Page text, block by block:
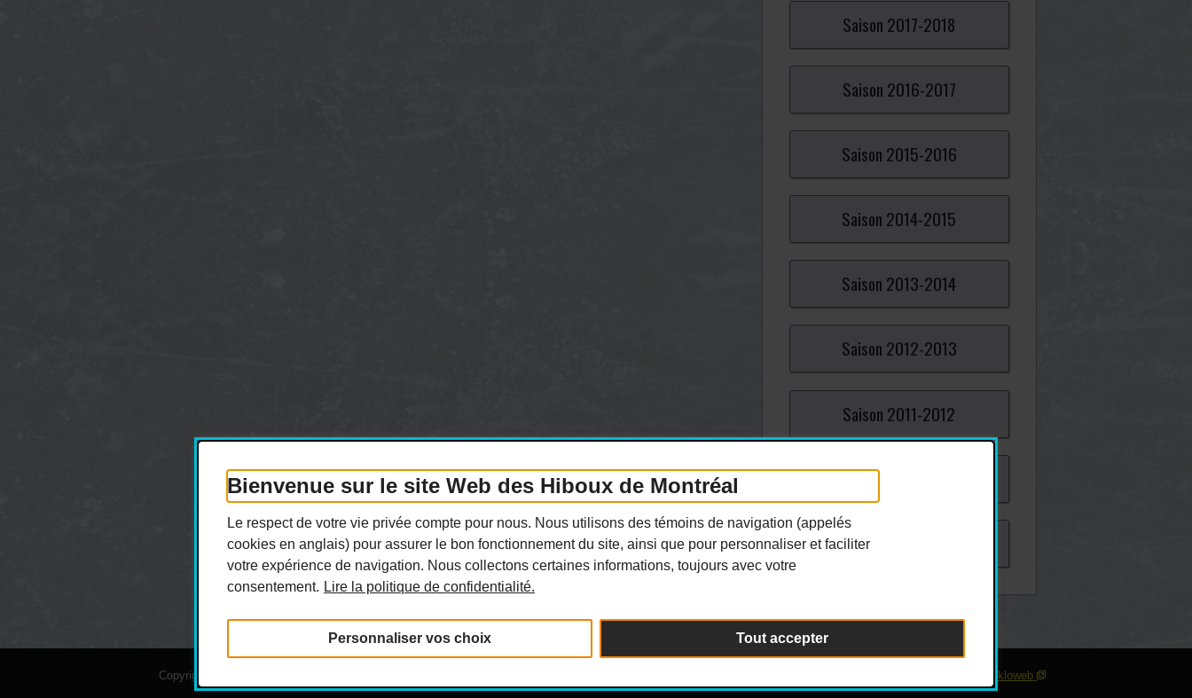
Bienvenue sur le site Web des Hiboux de Montréal
Le respect de votre vie privée compte pour nous. Nous utilisons des témoins de navigation (appelés
cookies en anglais) pour assurer le bon fonctionnement du site, ainsi que pour personnaliser et faciliter
votre expérience de navigation. Nous collectons certaines informations, toujours avec votre
consentement. Lire la politique de confidentialité.
Personnaliser vos choix Tout accepter
Saison 2017-2018
Saison 2016-2017
Saison 2015-2016
Saison 2014-2015
Saison 2013-2014
Saison 2012-2013
Saison 2011-2012
Saison
Saison
Copyright © 2026 Hiboux de Montréal. Tous droits réservés. Ekloweb